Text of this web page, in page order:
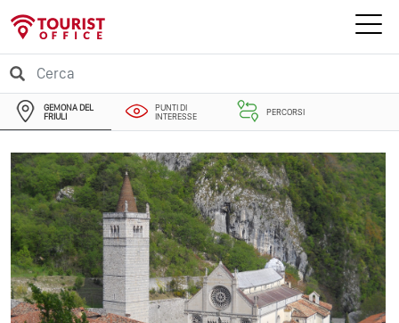
GEMONA DEL
FRIULI
PUNTI DI
INTERESSE
PERCORSI